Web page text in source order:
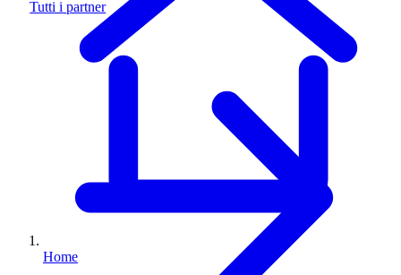
Tutti i partner
Home